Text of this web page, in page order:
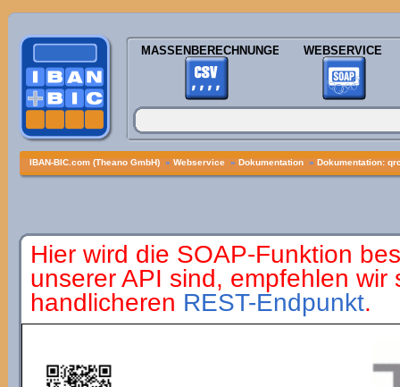
MASSENBERECHNUNGEN WEBSERVICE
IBAN-BIC.com (Theano GmbH) » Webservice » Dokumentation » Dokumentation:
Hier wird die SOAP-Funktion
unserer API sind, empfehlen
handlicheren REST-Endpunkt.